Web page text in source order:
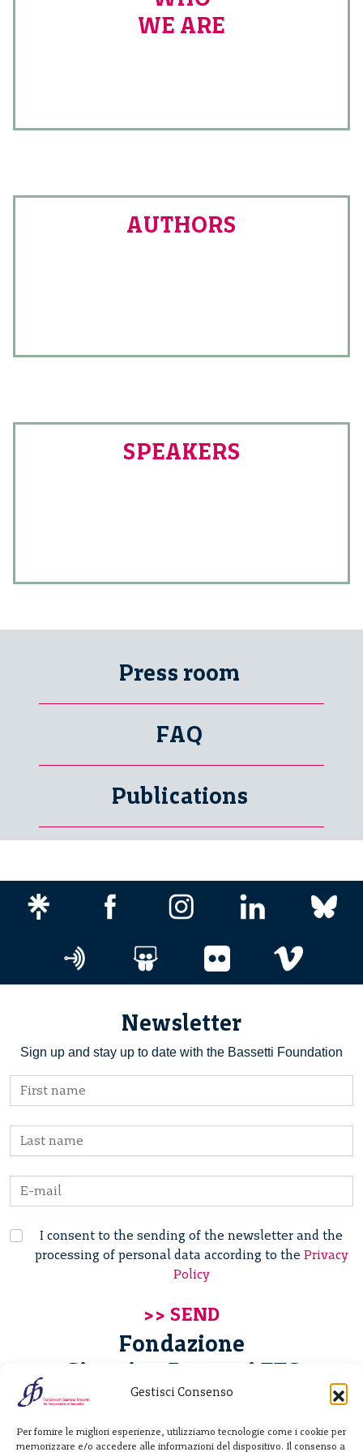
Gestisci Consenso
Per fornire le migliori esperienze, utilizziamo tecnologie come i cookie per
memorizzare e/o accedere alle informazioni del dispositivo. Il consenso a
WE ARE
AUTHORS
SPEAKERS
Press room
FAQ
Publications
Newsletter
Sign up and stay up to date with the Bassetti Foundation
I consent to the sending of the newsletter and the
processing of personal data according to the Privacy
Policy
Fondazione
Giannino Bassetti ETS
20122 Milano - Italia